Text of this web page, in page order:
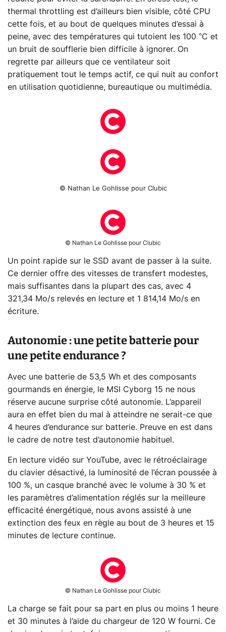
thermal throttling est d’ailleurs bien visible, côté CPU
cette fois, et au bout de quelques minutes d’essai à
peine, avec des températures qui tutoient les 100 °C et
un bruit de soufflerie bien difficile à ignorer. On
regrette par ailleurs que ce ventilateur soit
pratiquement tout le temps actif, ce qui nuit au confort
en utilisation quotidienne, bureautique ou multimédia.
© Nathan Le Gohlisse pour Clubic
© Nathan Le Gohlisse pour Clubic
Un point rapide sur le SSD avant de passer à la suite.
Ce dernier offre des vitesses de transfert modestes,
mais suffisantes dans la plupart des cas, avec 4
321,34 Mo/s relevés en lecture et 1 814,14 Mo/s en
écriture.
Autonomie : une petite batterie pour
une petite endurance ?
Avec une batterie de 53,5 Wh et des composants
gourmands en énergie, le MSI Cyborg 15 ne nous
réserve aucune surprise côté autonomie. L’appareil
aura en effet bien du mal à atteindre ne serait-ce que
4 heures d’endurance sur batterie. Preuve en est dans
le cadre de notre test d’autonomie habituel.
En lecture vidéo sur YouTube, avec le rétroéclairage
du clavier désactivé, la luminosité de l’écran poussée à
100 %, un casque branché avec le volume à 30 % et
les paramètres d’alimentation réglés sur la meilleure
efficacité énergétique, nous avons assisté à une
extinction des feux en règle au bout de 3 heures et 15
minutes de lecture continue.
© Nathan Le Gohlisse pour Clubic
La charge se fait pour sa part en plus ou moins 1 heure
et 30 minutes à l’aide du chargeur de 120 W fourni. Ce